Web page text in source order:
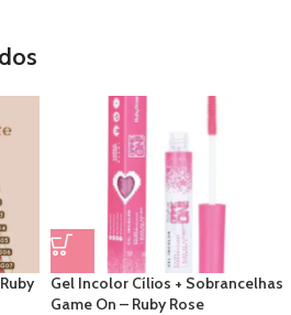
Gel Incolor Cílios + Sobrancelhas
Game On – Ruby Rose